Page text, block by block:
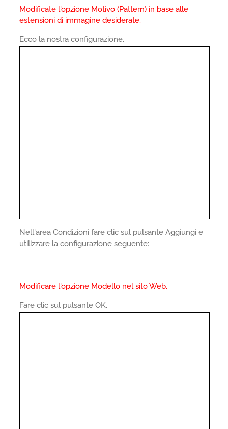
Modificate l'opzione Motivo (Pattern) in base alle
estensioni di immagine desiderate.
Ecco la nostra configurazione.
Nell'area Condizioni fare clic sul pulsante Aggiungi e
utilizzare la configurazione seguente:
Modificare l'opzione Modello nel sito Web.
Fare clic sul pulsante OK.